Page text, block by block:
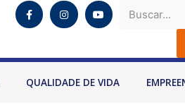
QUALIDADE DE VIDA